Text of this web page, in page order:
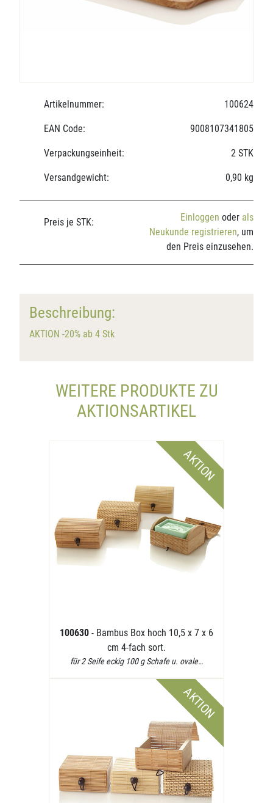
Artikelnummer: 100624
EAN Code: 9008107341805
Verpackungseinheit: 2 STK
Versandgewicht: 0,90 kg
Preis je STK: Einloggen oder als
Neukunde registrieren, um
den Preis einzusehen.
Beschreibung:
AKTION -20% ab 4 Stk
WEITERE PRODUKTE ZU
AKTIONSARTIKEL
AKTION
100630 - Bambus Box hoch 10,5 x 7 x 6
cm 4-fach sort.
für 2 Seife eckig 100 g Schafe u. ovale…
AKTION